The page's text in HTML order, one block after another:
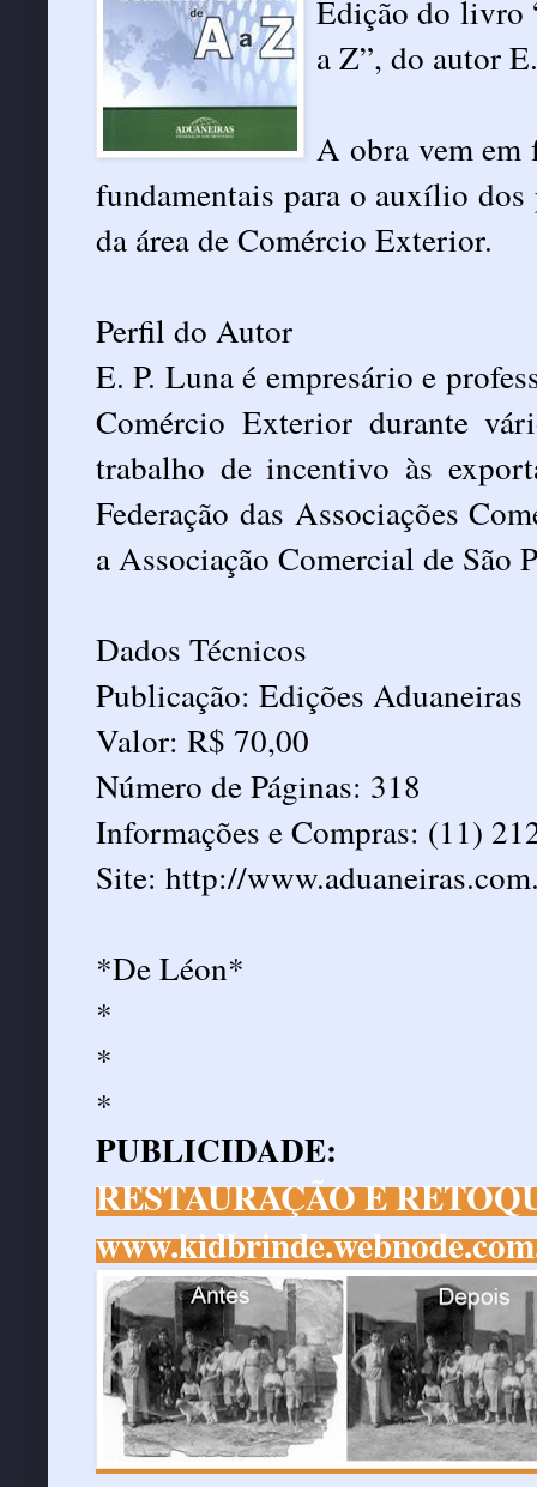
Edição do livro
a Z”, do autor
A obra vem em
fundamentais para o auxílio dos
da área de Comércio Exterior.
Perfil do Autor
E. P. Luna é empresário e
Comércio Exterior durante
trabalho de incentivo às
Federação das Associações
a Associação Comercial de São
Dados Técnicos
Publicação: Edições Aduaneiras
Valor: R$ 70,00
Número de Páginas: 318
Informações e Compras: (11)
Site: http://
*De Léon*
*
*
*
PUBLICIDADE:
RESTAURAÇÃO E